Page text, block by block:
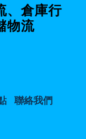
、倉庫行
物流
聯絡我們